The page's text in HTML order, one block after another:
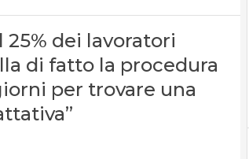
dei lavoratori
di fatto la procedura
per trovare una